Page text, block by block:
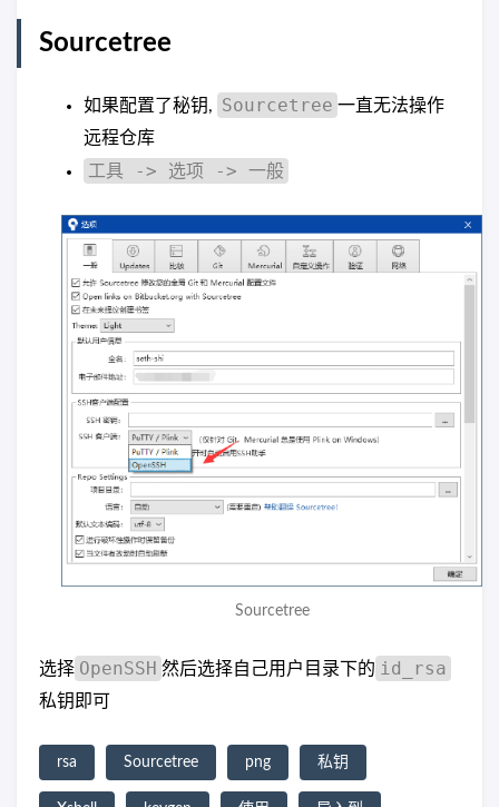
Sourcetree
如果配置了秘钥, Sourcetree 一直无法操作
远程仓库
工具 -> 选项 -> 一般
Sourcetree
选择 OpenSSH 然后选择自己用户目录下的 id_rsa
私钥即可
rsa Sourcetree png 私钥